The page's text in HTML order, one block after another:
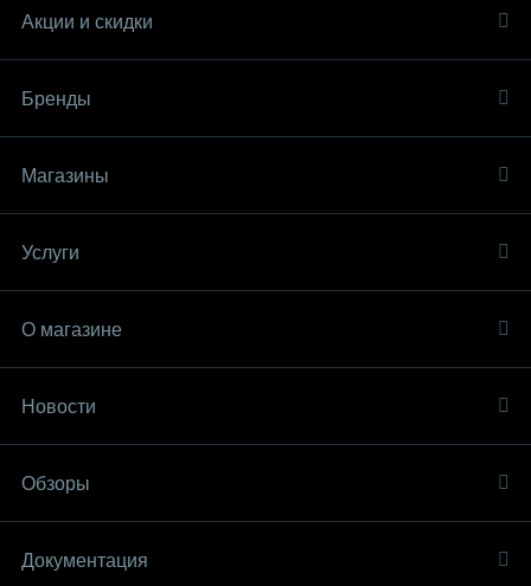
Акции и скидки
Бренды
Магазины
Услуги
О магазине
Новости
Обзоры
Документация